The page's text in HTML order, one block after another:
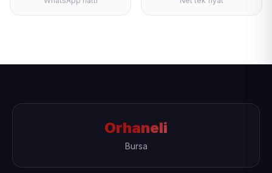
Orhaneli
Bursa